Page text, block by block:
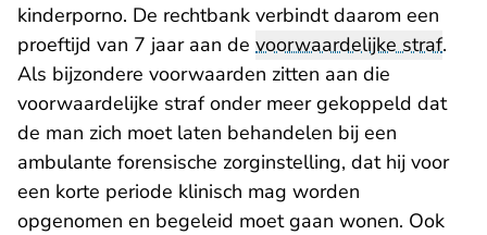
kinderporno. De rechtbank verbindt daarom een
proeftijd van 7 jaar aan de voorwaardelijke straf.
Als bijzondere voorwaarden zitten aan die
voorwaardelijke straf onder meer gekoppeld dat
de man zich moet laten behandelen bij een
ambulante forensische zorginstelling, dat hij voor
een korte periode klinisch mag worden
opgenomen en begeleid moet gaan wonen. Ook